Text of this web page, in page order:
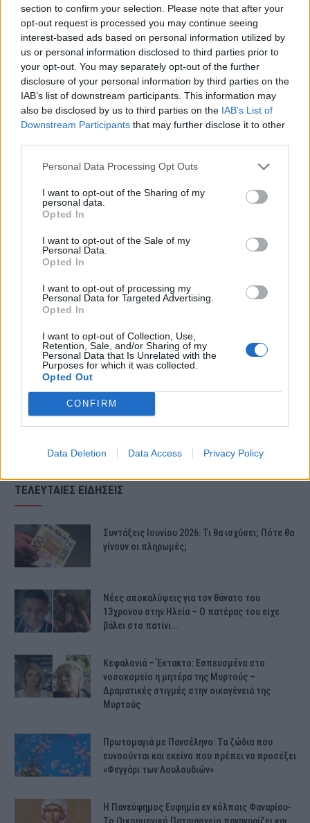
section to confirm your selection. Please note that after your
opt-out request is processed you may continue seeing
interest-based ads based on personal information utilized by
us or personal information disclosed to third parties prior to
your opt-out. You may separately opt-out of the further
disclosure of your personal information by third parties on the
IAB’s list of downstream participants. This information may
also be disclosed by us to third parties on the IAB’s List of
Downstream Participants that may further disclose it to other
Personal Data Processing Opt Outs
I want to opt-out of the Sharing of my
personal data.
Opted In
I want to opt-out of the Sale of my
Personal Data.
Opted In
I want to opt-out of processing my
Personal Data for Targeted Advertising.
Opted In
I want to opt-out of Collection, Use,
Retention, Sale, and/or Sharing of my
Personal Data that Is Unrelated with the
Purposes for which it was collected.
Opted Out
CONFIRM
Data Deletion Data Access Privacy Policy
Ρουμελιώτη μισεί όλες τις γυναίκες, οι
οποίες εν δυνάμει θα γίνουν σύζυγοι
του γιου της.
Θύμωσα με αυτό πάρα πολύ, γιατί
είναι πολύ άσχημο να απομονώνεις
κάτι. Είναι αδύνατον να μη διακρίνει
κάποιος την πλάκα και μετά αυτό να
βγαίνει ως ένας τίτλος και να τον
βλέπεις στα περιοδικά. Δεν είναι
Ρουμελιώτη.
ΤΕΛΕΥΤΑΙΕΣ ΕΙΔΗΣΕΙΣ
Συντάξεις Ιουνίου 2026: Τι θα ισχύσει; Πότε θα
γίνουν οι πληρωμές;
Νέες αποκαλύψεις για τον θάνατο του
13χρονου στην Ηλεία – Ο πατέρας του είχε
βάλει στο πατίνι…
Κεφαλονιά – Έκτακτο: Εσπευσμένα στο
νοσοκομείο η μητέρα της Μυρτούς –
Δραματικές στιγμές στην οικογένειά της
Μυρτούς
Πρωτομαγιά με Πανσέληνο: Τα ζώδια που
ευνοούνται και εκείνο που πρέπει να προσέξει
«Φεγγάρι των Λουλουδιών»
H Πανεύφημος Ευφημία εν κόλποις Φαναρίου-
Το Οικουμενικό Πατριαρχείο πανηγυρίζει και